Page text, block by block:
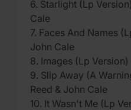
6. Starlight (Lp
Cale
7. Faces And Names
John Cale
8. Images (Lp
9. Slip Away (A
Reed & John Cale
10. It Wasn't Me (Lp